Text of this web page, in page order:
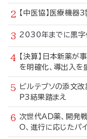
【中医協】医療機
2030年までに黒
【決算】日本新薬
を明確化、導出入を
ビルテプソの添文
P3結果踏まえ
次世代AD薬、開発
O、進行に応じたパ